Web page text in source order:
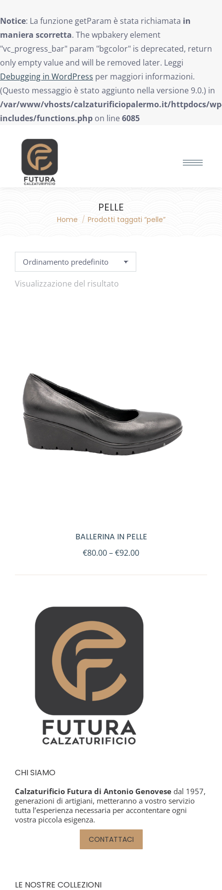
Notice: La funzione getParam è stata richiamata in
maniera scorretta. The wpbakery element
"vc_progress_bar" param "bgcolor" is deprecated, return
only empty value and will be removed later. Leggi
Debugging in WordPress per maggiori informazioni.
(Questo messaggio è stato aggiunto nella versione 9.0.) in
/var/www/vhosts/calzaturificiopalermo.it/httpdocs/
includes/functions.php on line6085
PELLE
You are here:
Home Prodotti taggati “pelle”
Visualizzazione del risultato
BALLERINA IN PELLE
€80.00–€92.00
CHI SIAMO
Calzaturificio Futura di Antonio Genovese dal 1957,
generazioni di artigiani, metteranno a vostro servizio
tutta l’esperienza necessaria per accontentare ogni
vostra piccola esigenza.
CONTATTACI
LE NOSTRE COLLEZIONI